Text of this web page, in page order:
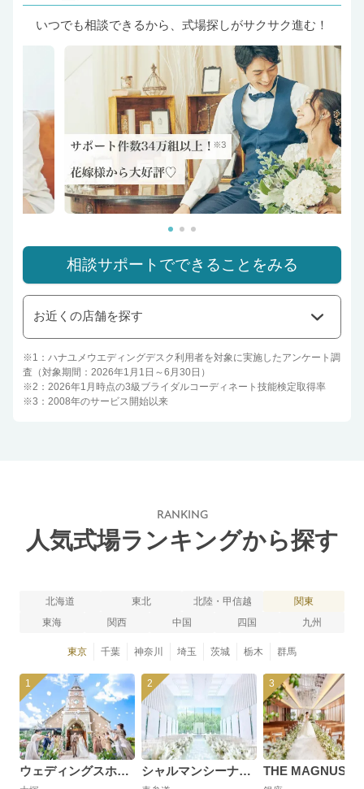
いつでも相談できるから、式場探しがサクサク進む！
相談サポートでできることをみる
お近くの店舗を探す
※1：ハナユメウエディングデスク利用者を対象に実施したアンケート調
査（対象期間：2026年1月1日～6月30日）
※2：2026年1月時点の3級ブライダルコーディネート技能検定取得率
※3：2008年のサービス開始以来
RANKING
人気式場ランキングから探す
北海道 東北 北陸・甲信越
関東
東海
関西 中国 四国 九州
東京 千葉 神奈川 埼玉 茨城 栃木 群馬
1
ウェディングスホテル・ベルクラシック東京
2
シャルマンシーナTOKYO
3